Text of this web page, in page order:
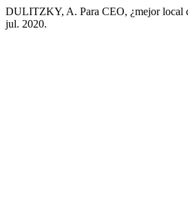
DULITZKY, A. Para CEO, ¿mejor local
jul. 2020.